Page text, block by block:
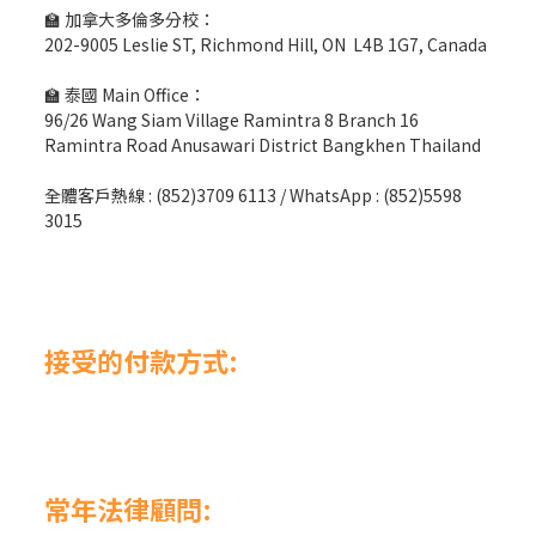
🏫 加拿大多倫多分校：
202-9005 Leslie ST, Richmond Hill, ON L4B 1G7, Canada
🏫 泰國 Main Office：
96/26 Wang Siam Village Ramintra 8 Branch 16
Ramintra Road Anusawari District Bangkhen Thailand
全體客戶熱線 : (852)3709 6113 / WhatsApp : (852)5598
3015
接受的付款方式:
常年法律顧問: